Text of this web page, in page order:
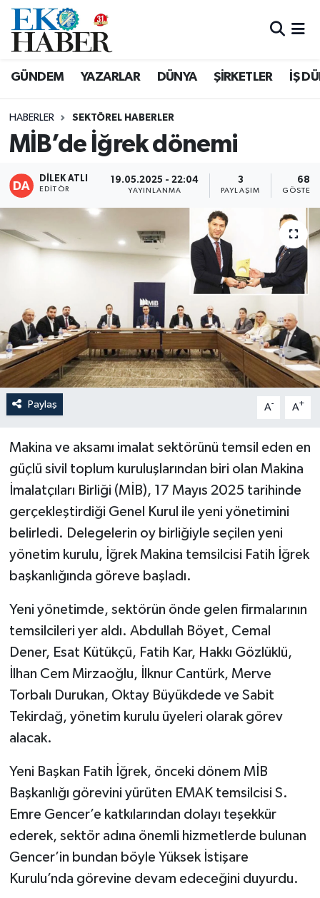
GÜNDEM YAZARLAR DÜNYA ŞİRKETLER İŞ
HABERLER SEKTÖREL HABERLER
MİB’de İğrek dönemi
DİLEK ATLI
EDITÖR
19.05.2025 - 22:04
YAYINLANMA
3
PAYLAŞIM
68
Paylaş A- A+
Makina ve aksamı imalat sektörünü temsil eden en
güçlü sivil toplum kuruluşlarından biri olan Makina
İmalatçıları Birliği (MİB), 17 Mayıs 2025 tarihinde
gerçekleştirdiği Genel Kurul ile yeni yönetimini
belirledi. Delegelerin oy birliğiyle seçilen yeni
yönetim kurulu, İğrek Makina temsilcisi Fatih İğrek
başkanlığında göreve başladı.
Yeni yönetimde, sektörün önde gelen firmalarının
temsilcileri yer aldı. Abdullah Böyet, Cemal
Dener, Esat Kütükçü, Fatih Kar, Hakkı Gözlüklü,
İlhan Cem Mirzaoğlu, İlknur Cantürk, Merve
Torbalı Durukan, Oktay Büyükdede ve Sabit
Tekirdağ, yönetim kurulu üyeleri olarak görev
alacak.
Yeni Başkan Fatih İğrek, önceki dönem MİB
Başkanlığı görevini yürüten EMAK temsilcisi S.
Emre Gencer’e katkılarından dolayı teşekkür
ederek, sektör adına önemli hizmetlerde bulunan
Gencer’in bundan böyle Yüksek İstişare
Kurulu’nda görevine devam edeceğini duyurdu.
Hava Durumu
Süper Lig Puan Durumu ve Fikstür
Haber Arşivi